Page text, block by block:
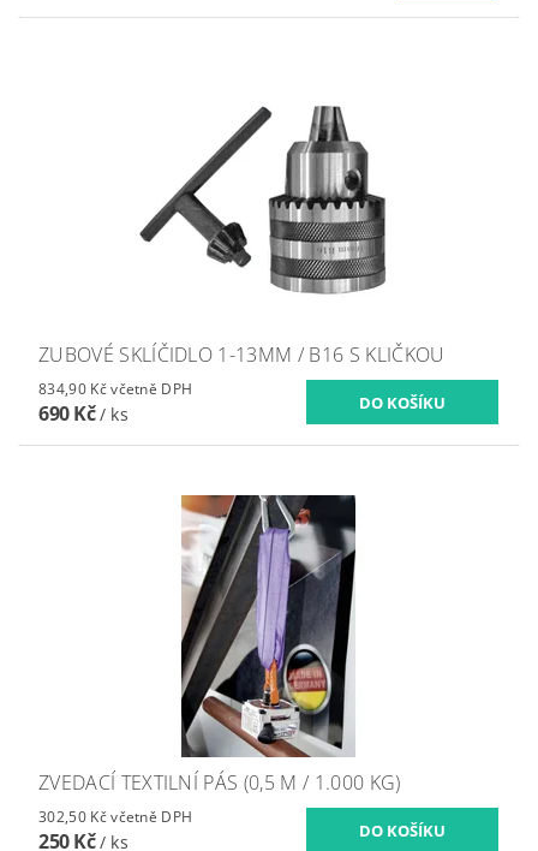
ZUBOVÉ SKLÍČIDLO 1-13MM / B16 S KLIČKOU
834,90 Kč včetně DPH
690 Kč/ ks
ZVEDACÍ TEXTILNÍ PÁS (0,5 M / 1.000 KG)
302,50 Kč včetně DPH
250 Kč/ ks